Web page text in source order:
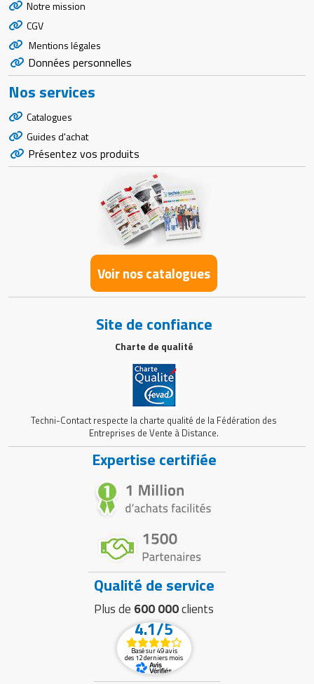
Notre mission
CGV
Mentions légales
Données personnelles
Nos services
Catalogues
Guides d'achat
Présentez vos produits
Voir nos catalogues
Site de confiance
Charte de qualité
Techni-Contact respecte la charte qualité de la Fédération des
Entreprises de Vente à Distance.
Expertise certifiée
Qualité de service
Plus de 600 000clients
4.1/5
Basé sur 49 avis
des 12 derniers mois